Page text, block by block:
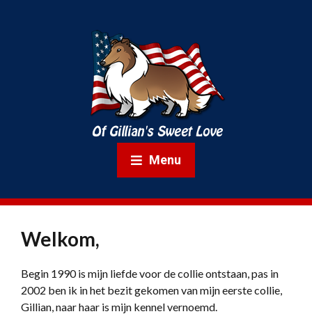
Menu
Welkom,
Begin 1990 is mijn liefde voor de collie ontstaan, pas in
2002 ben ik in het bezit gekomen van mijn eerste collie,
Gillian, naar haar is mijn kennel vernoemd.